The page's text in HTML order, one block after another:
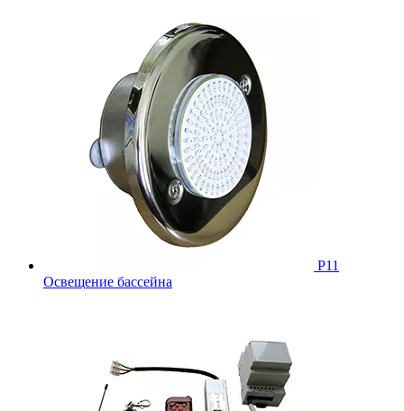
Р11
Освещение бассейна